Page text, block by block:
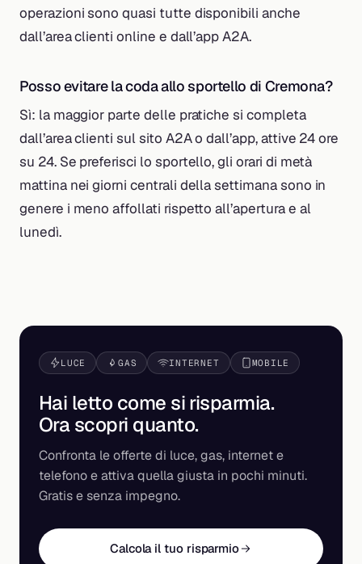
operazioni sono quasi tutte disponibili anche
dall’area clienti online e dall’app A2A.
Posso evitare la coda allo sportello di Cremona?
Sì: la maggior parte delle pratiche si completa
dall’area clienti sul sito A2A o dall’app, attive 24 ore
su 24. Se preferisci lo sportello, gli orari di metà
mattina nei giorni centrali della settimana sono in
genere i meno affollati rispetto all’apertura e al
lunedì.
LUCE GAS INTERNET MOBILE
Hai letto come si risparmia.
Ora scopri quanto.
Confronta le offerte di luce, gas, internet e
telefono e attiva quella giusta in pochi minuti.
Gratis e senza impegno.
Calcola il tuo risparmio